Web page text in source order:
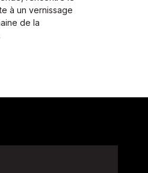
à un vernissage
de la